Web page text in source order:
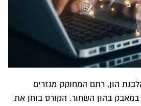
הון, רתם המחוקק מגזרים
במאבק בהון השחור. הקורס בוחן את